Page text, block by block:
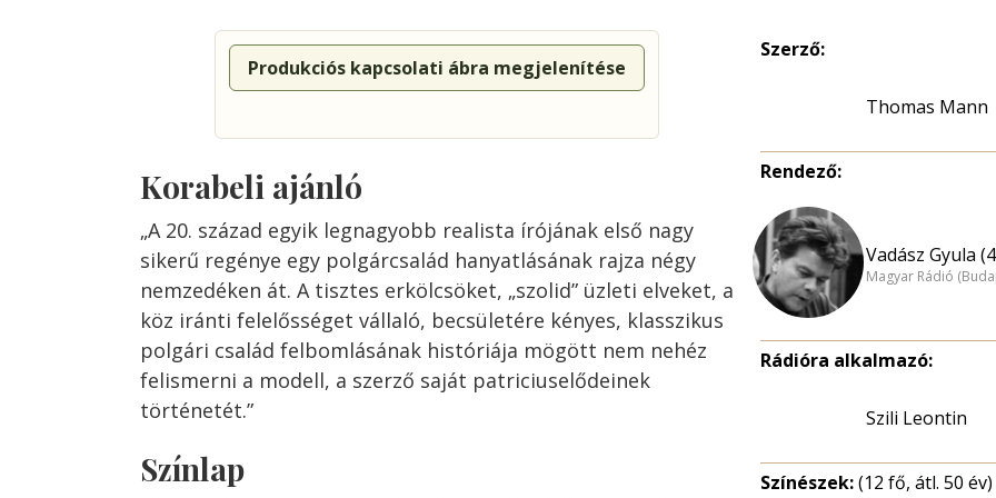
Produkciós kapcsolati ábra megjelenítése
Korabeli ajánló
„A 20. század egyik legnagyobb realista írójának első nagy
sikerű regénye egy polgárcsalád hanyatlásának rajza négy
nemzedéken át. A tisztes erkölcsöket, „szolid” üzleti elveket, a
köz iránti felelősséget vállaló, becsületére kényes, klasszikus
polgári család felbomlásának históriája mögött nem nehéz
felismerni a modell, a szerző saját patriciuselődeinek
történetét.”
Színlap
Szerző:
Thomas Mann
Rendező:
Vadász Gyula
Magyar Rádió
Rádióra alkalmazó:
Szili Leontin
Színészek:(12 fő, átl. 50 év)